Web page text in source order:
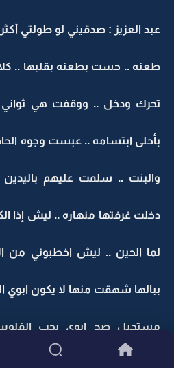
عبد العزيز : صدقيني لو طولتي
طعنه .. حست بطعنه بقلبها ..
تحرك ودخل .. ووقفت هي
بأحلى ابتسامه .. عبست وجوه
والبنت .. سلمت عليهم
دخلت غرفتها منهاره .. ليش إذا
لما الحين .. ليش اخطبوني من
ببالها شهقت منها لا يكون ابوي
مستحيل صج ابوي يحب